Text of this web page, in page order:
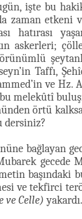
işte bu
zaman etkeni
hatırası
askerleri;
Taffı,
ve Hz.
melekûtî
örtü
bağlayan
gecede
başındaki
ve tekfirci
ve Celle)yakardı.